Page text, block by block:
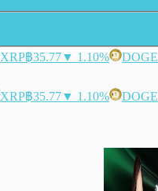
XRP฿35.77▼ 1.10% DOGE
XRP฿35.77▼ 1.10% DOGE